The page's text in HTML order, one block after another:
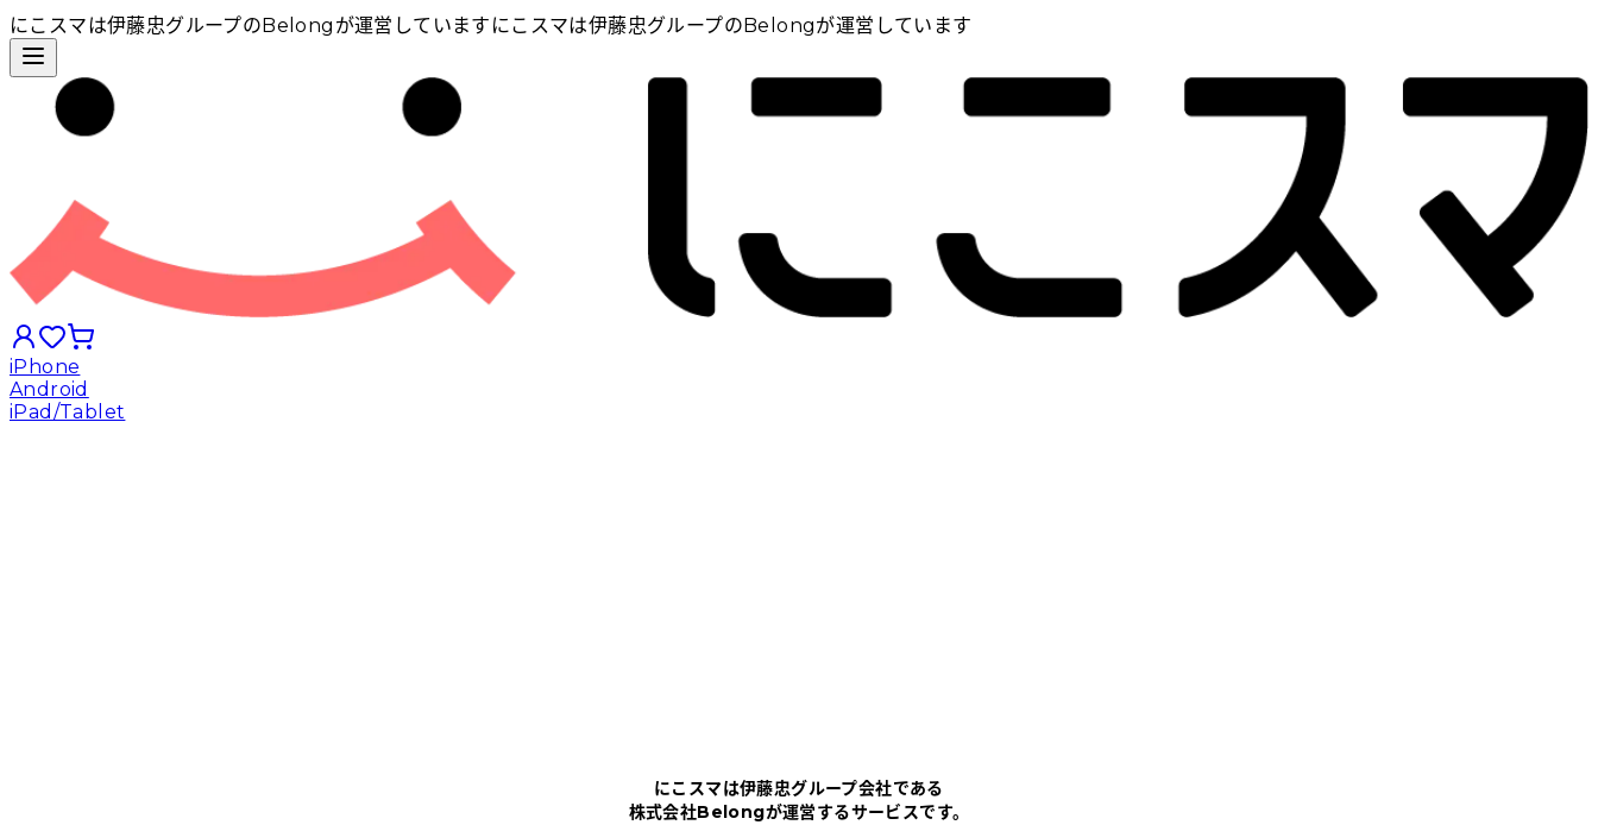
にこスマは伊藤忠グループのBelongが運営しています にこスマは伊藤忠グループのBelongが運営しています
iPhone
Android
iPad/Tablet
にこスマは伊藤忠グループ会社である
株式会社Belongが運営するサービスです。